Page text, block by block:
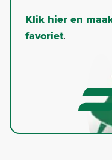
Klik hier en
favoriet.